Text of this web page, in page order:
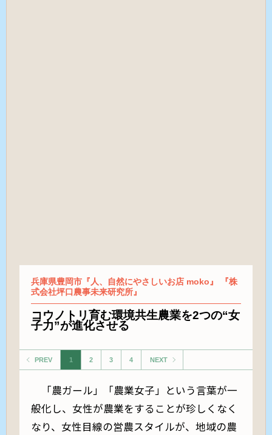
兵庫県豊岡市『人、自然にやさしいお店 moko』 『株
式会社坪口農事未来研究所』
コウノトリ育む環境共生農業を2つの“女
子力”が進化させる
PREV 1 2 3 4 NEXT
「農ガール」「農業女子」という言葉が一
般化し、女性が農業をすることが珍しくなく
なり、女性目線の営農スタイルが、地域の農